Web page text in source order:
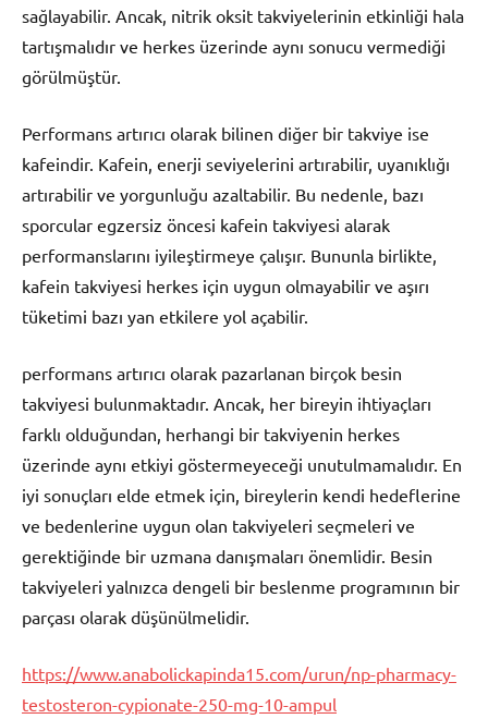
sağlayabilir. Ancak, nitrik oksit takviyelerinin etkinliği hala
tartışmalıdır ve herkes üzerinde aynı sonucu vermediği
görülmüştür.
Performans artırıcı olarak bilinen diğer bir takviye ise
kafeindir. Kafein, enerji seviyelerini artırabilir, uyanıklığı
artırabilir ve yorgunluğu azaltabilir. Bu nedenle, bazı
sporcular egzersiz öncesi kafein takviyesi alarak
performanslarını iyileştirmeye çalışır. Bununla birlikte,
kafein takviyesi herkes için uygun olmayabilir ve aşırı
tüketimi bazı yan etkilere yol açabilir.
performans artırıcı olarak pazarlanan birçok besin
takviyesi bulunmaktadır. Ancak, her bireyin ihtiyaçları
farklı olduğundan, herhangi bir takviyenin herkes
üzerinde aynı etkiyi göstermeyeceği unutulmamalıdır. En
iyi sonuçları elde etmek için, bireylerin kendi hedeflerine
ve bedenlerine uygun olan takviyeleri seçmeleri ve
gerektiğinde bir uzmana danışmaları önemlidir. Besin
takviyeleri yalnızca dengeli bir beslenme programının bir
parçası olarak düşünülmelidir.
https://www.anabolickapinda15.com/urun/np-pharmacy-
testosteron-cypionate-250-mg-10-ampul